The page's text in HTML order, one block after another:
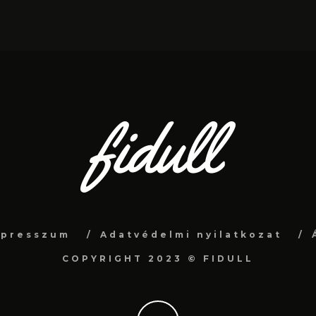
Adatvédelmi nyilatkozat
COPYRIGHT 2023 © FIDULL